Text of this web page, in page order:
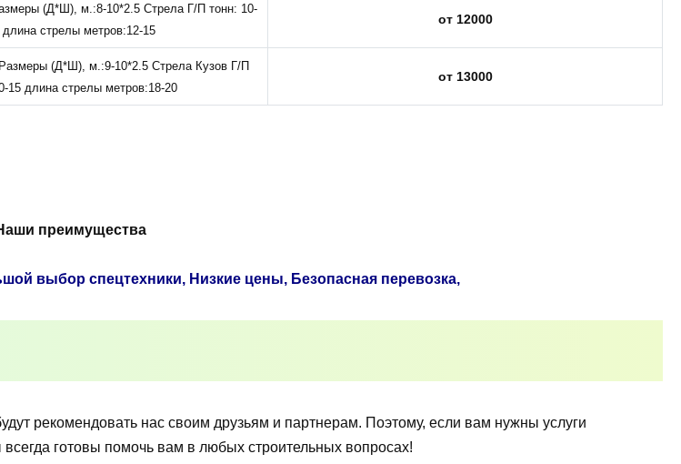
(Д*Ш), м.:8-10*2.5 Стрела Г/П тонн: 10-
длина стрелы метров:12-15
от 12000
(Д*Ш), м.:9-10*2.5 Стрела Кузов Г/П
15 длина стрелы метров:18-20
от 13000
преимущества
выбор спецтехники, Низкие цены, Безопасная перевозка,
рекомендовать нас своим друзьям и партнерам. Поэтому, если вам нужны услуги
готовы помочь вам в любых строительных вопросах!